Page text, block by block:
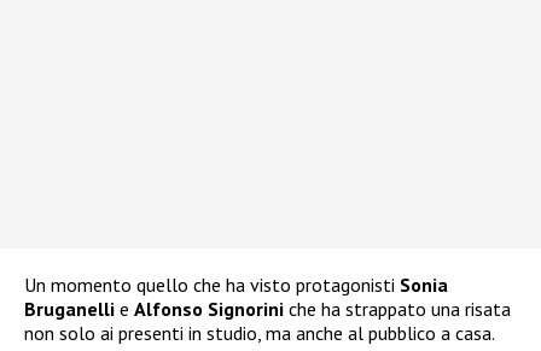
Un momento quello che ha visto protagonisti Sonia
Bruganelli e Alfonso Signorini che ha strappato una risata
non solo ai presenti in studio, ma anche al pubblico a casa.